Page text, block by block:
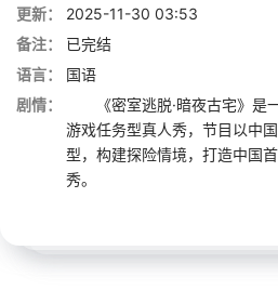
更新：
2025-11-30 03:53
备注：
已完结
语言：
国语
剧情：
《密室逃脱·暗夜古宅》是
游戏任务型真人秀，节目以中
型，构建探险情境，打造中国
秀。